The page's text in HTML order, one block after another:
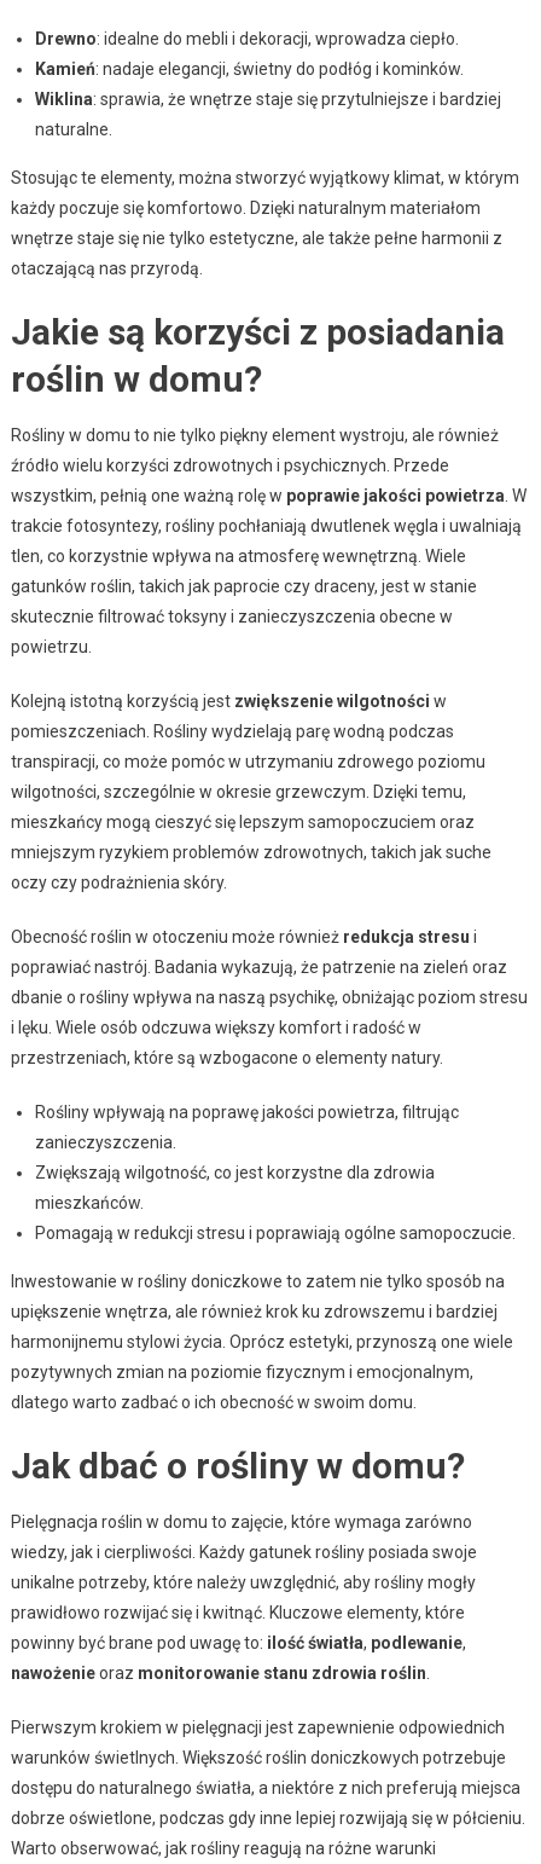
Drewno: idealne do mebli i dekoracji, wprowadza ciepło.
Kamień: nadaje elegancji, świetny do podłóg i kominków.
Wiklina: sprawia, że wnętrze staje się przytulniejsze i bardziej
naturalne.
Stosując te elementy, można stworzyć wyjątkowy klimat, w którym
każdy poczuje się komfortowo. Dzięki naturalnym materiałom
wnętrze staje się nie tylko estetyczne, ale także pełne harmonii z
otaczającą nas przyrodą.
Jakie są korzyści z posiadania
roślin w domu?
Rośliny w domu to nie tylko piękny element wystroju, ale również
źródło wielu korzyści zdrowotnych i psychicznych. Przede
wszystkim, pełnią one ważną rolę w poprawie jakości powietrza . W
trakcie fotosyntezy, rośliny pochłaniają dwutlenek węgla i uwalniają
tlen, co korzystnie wpływa na atmosferę wewnętrzną. Wiele
gatunków roślin, takich jak paprocie czy draceny, jest w stanie
skutecznie filtrować toksyny i zanieczyszczenia obecne w
powietrzu.
Kolejną istotną korzyścią jest zwiększenie wilgotności w
pomieszczeniach. Rośliny wydzielają parę wodną podczas
transpiracji, co może pomóc w utrzymaniu zdrowego poziomu
wilgotności, szczególnie w okresie grzewczym. Dzięki temu,
mieszkańcy mogą cieszyć się lepszym samopoczuciem oraz
mniejszym ryzykiem problemów zdrowotnych, takich jak suche
oczy czy podrażnienia skóry.
Obecność roślin w otoczeniu może również redukcja stresu i
poprawiać nastrój. Badania wykazują, że patrzenie na zieleń oraz
dbanie o rośliny wpływa na naszą psychikę, obniżając poziom stresu
i lęku. Wiele osób odczuwa większy komfort i radość w
przestrzeniach, które są wzbogacone o elementy natury.
Rośliny wpływają na poprawę jakości powietrza, filtrując
zanieczyszczenia.
Zwiększają wilgotność, co jest korzystne dla zdrowia
mieszkańców.
Pomagają w redukcji stresu i poprawiają ogólne samopoczucie.
Inwestowanie w rośliny doniczkowe to zatem nie tylko sposób na
upiększenie wnętrza, ale również krok ku zdrowszemu i bardziej
harmonijnemu stylowi życia. Oprócz estetyki, przynoszą one wiele
pozytywnych zmian na poziomie fizycznym i emocjonalnym,
dlatego warto zadbać o ich obecność w swoim domu.
Jak dbać o rośliny w domu?
Pielęgnacja roślin w domu to zajęcie, które wymaga zarówno
wiedzy, jak i cierpliwości. Każdy gatunek rośliny posiada swoje
unikalne potrzeby, które należy uwzględnić, aby rośliny mogły
prawidłowo rozwijać się i kwitnąć. Kluczowe elementy, które
powinny być brane pod uwagę to: ilość światła, podlewanie,
nawożenieoraz monitorowanie stanu zdrowia roślin
Pierwszym krokiem w pielęgnacji jest zapewnienie odpowiednich
warunków świetlnych. Większość roślin doniczkowych potrzebuje
dostępu do naturalnego światła, a niektóre z nich preferują miejsca
dobrze oświetlone, podczas gdy inne lepiej rozwijają się w półcieniu.
Warto obserwować, jak rośliny reagują na różne warunki